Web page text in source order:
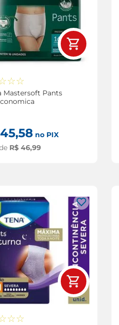
☆☆
Mastersoft Pants
45,58 no PIX
R$ 46,99
☆☆